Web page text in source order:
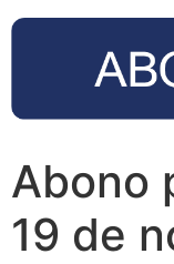
Abono
19 de